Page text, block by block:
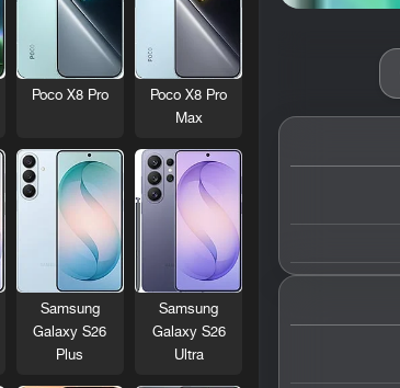
Poco X8 Pro
Max
Poco X8 Pro
Samsung
Galaxy S26
Ultra
Samsung
Galaxy S26
Plus